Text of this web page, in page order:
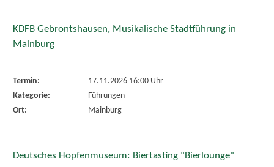
KDFB Gebrontshausen, Musikalische Stadtführung in
Mainburg
Termin:
17.11.2026 16:00 Uhr
Kategorie:
Führungen
Ort:
Mainburg
Deutsches Hopfenmuseum: Biertasting "Bierlounge"